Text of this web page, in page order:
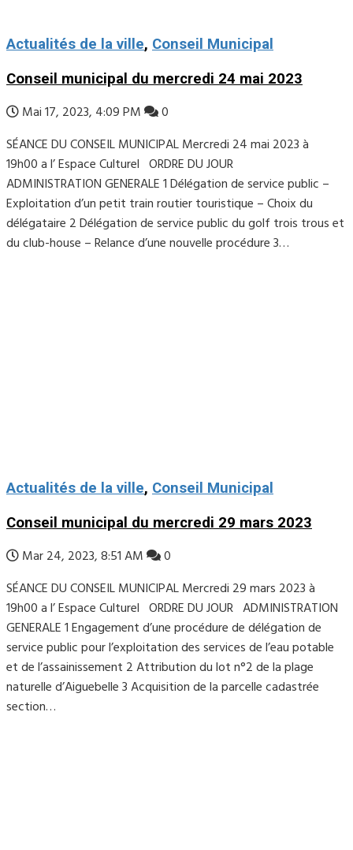
Actualités de la ville, Conseil Municipal
Conseil municipal du mercredi 24 mai 2023
Mai 17, 2023, 4:09 PM
0
SÉANCE DU CONSEIL MUNICIPAL Mercredi 24 mai 2023 à
19h00 a l’ Espace Culturel ORDRE DU JOUR
ADMINISTRATION GENERALE 1 Délégation de service public –
Exploitation d’un petit train routier touristique – Choix du
délégataire 2 Délégation de service public du golf trois trous et
du club-house – Relance d’une nouvelle procédure 3…
Actualités de la ville, Conseil Municipal
Conseil municipal du mercredi 29 mars 2023
Mar 24, 2023, 8:51 AM
0
SÉANCE DU CONSEIL MUNICIPAL Mercredi 29 mars 2023 à
19h00 a l’ Espace Culturel ORDRE DU JOUR ADMINISTRATION
GENERALE 1 Engagement d’une procédure de délégation de
service public pour l’exploitation des services de l’eau potable
et de l’assainissement 2 Attribution du lot n°2 de la plage
naturelle d’Aiguebelle 3 Acquisition de la parcelle cadastrée
section…